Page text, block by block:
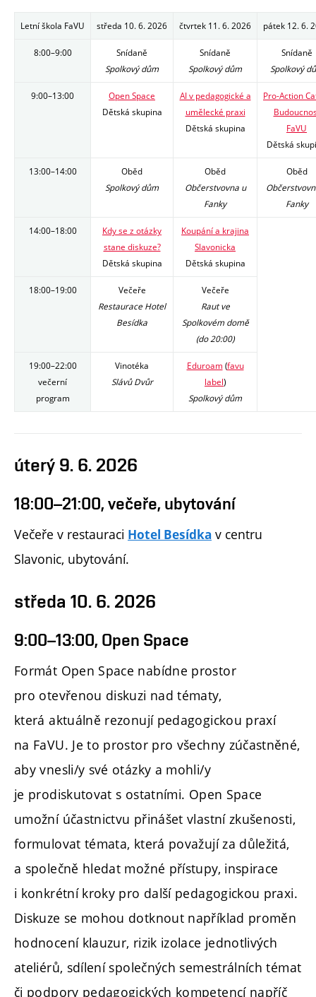
Letní škola FaVU středa 10. 6. 2026 čtvrtek 11. 6. 2026 pátek 12. 6.
8:00–9:00
Snídaně
Spolkový dům
Snídaně
Spolkový dům
Snídaně
Spolkový
9:00–13:00
Open Space
Dětská skupina
AI v pedagogické a
umělecké praxi
Dětská skupina
Pro-Action
FaVU
Dětská
13:00–14:00
Oběd
Spolkový dům
Oběd
Občerstvovna u
Fanky
Oběd
Fanky
14:00–18:00
Kdy se z otázky
stane diskuze?
Dětská skupina
Koupání a krajina
Slavonicka
Dětská skupina
18:00–19:00
Večeře
Restaurace Hotel
Besídka
Večeře
Raut ve
Spolkovém domě
(do 20:00)
19:00–22:00
večerní
program
Vinotéka
Slávů Dvůr
Eduroam (favu
label)
Spolkový dům
úterý 9. 6. 2026
18:00–21:00, večeře, ubytování
Večeře v restauraci Hotel Besídka v centru
Slavonic, ubytování.
středa 10. 6. 2026
9:00–13:00, Open Space
Formát Open Space nabídne prostor
pro otevřenou diskuzi nad tématy,
která aktuálně rezonují pedagogickou praxí
na FaVU. Je to prostor pro všechny zúčastněné,
aby vnesli/y své otázky a mohli/y
je prodiskutovat s ostatními. Open Space
umožní účastnictvu přinášet vlastní zkušenosti,
formulovat témata, která považují za důležitá,
a společně hledat možné přístupy, inspirace
i konkrétní kroky pro další pedagogickou praxi.
Diskuze se mohou dotknout například proměn
hodnocení klauzur, rizik izolace jednotlivých
ateliérů, sdílení společných semestrálních témat
či podpory pedagogických kompetencí napříč